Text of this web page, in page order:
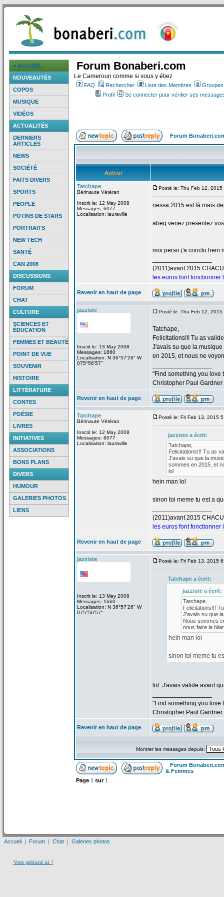
> ACCUEIL
NOUVEAUTÉS
COPOS
MUSIQUE
VIDÉOS
ACTUALITÉS
DERNIERS
ARTICLES
NEWS
SOCIÉTÉ
FAITS DIVERS
SPORTS
PEOPLE
POTINS DE STARS
PORTRAITS
NEW TECH
SANTÉ
CAN 2008
DISCUSSIONS
FORUM
CHAT
CULTURE
SCIENCES ET
ÉDUCATION
FEMMES ET BEAUTÉ
POINT DE VUE
SOUVENIR
HISTOIRE
LITTÉRATURE
CONTES
POÉSIE
LIVRES
INITIATIVES
ASSOCIATIONS
BONS PLANS
DIVERS
HUMOUR
GALERIES PHOTOS
LIENS
Forum Bonaberi.com
Le Cameroun comme si vous y étiez
FAQ Rechercher Liste des Membres
Profil
Se connecter pour vérifier ses
Forum
Auteur
Tatchape
Bérinaute Vétéran
Inscrit le: 12 May 2008
Messages: 6077
Localisation: lauraville
Posté le: Thu Feb 12, 2015
nessa 2015 est là mais
abeg venez presentez
moi perso j'a conclu hein
(2011)avant 2015
les euros font fonctionner
Revenir en haut de page
jazziste
Inscrit le: 13 May 2008
Messages: 1660
Localisation: N 36°57'26" W
075°56'57"
Posté le: Thu Feb 12, 2015
Tatchape,
Felicitations!!! Tu as
J'avais su que la musique
en 2015, et nous ne
"Find something you love
Christopher Paul Gardner
Revenir en haut de page
Tatchape
Bérinaute Vétéran
Inscrit le: 12 May 2008
Messages: 6077
Localisation: lauraville
Posté le: Fri Feb 13, 2015
jazziste a écrit:
Tatchape,
Felicitations!!! Tu as
J'avais su que la
sommes en 2015, et
lol
hein man lol
sinon toi meme tu est a
(2011)avant 2015
les euros font fonctionner
Revenir en haut de page
jazziste
Inscrit le: 13 May 2008
Messages: 1660
Localisation: N 36°57'26" W
075°56'57"
Posté le: Fri Feb 13, 2015
Tatchape a écrit:
jazziste aécrit:
Tatchape,
Felicitations!!!
J'avais su que la
Nous sommes
nous faire le
hein man lol
sinon toi meme tu
lol. J'avais valide avant
"Find something you love
Christopher Paul Gardner
Revenir en haut de page
Montrer les messages depuis:
Forum
& Femmes
Page 1 sur1
Accueil | Forum | Chat | Galeries photos
Votre publicité ici ?